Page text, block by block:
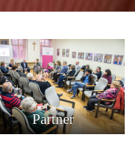
Partner